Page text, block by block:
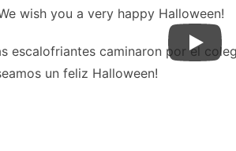
wish you a very happy Halloween!
escalofriantes caminaron por el
un feliz Halloween!